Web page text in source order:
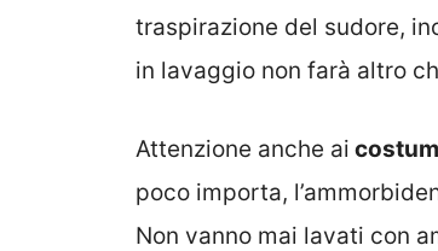
traspirazione del sudore,
in lavaggio non farà altro
Attenzione anche ai
poco importa,
Non vanno mai lavati con